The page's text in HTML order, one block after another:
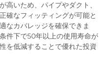
高いため、パイプやダクト、
確なフィッティングが可能と
なカバレッジを確保できま
件下で50年以上の使用寿命が
を低減することで優れた投資